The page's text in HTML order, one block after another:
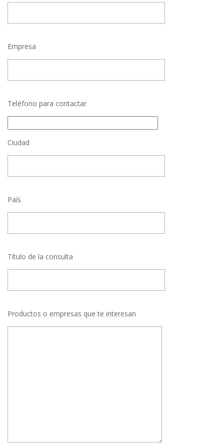
Empresa
Teléfono para contactar
Ciudad
País
Título de la consulta
Productos o empresas que te interesan